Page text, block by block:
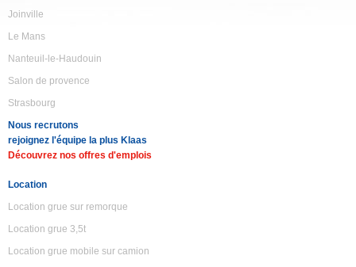
Joinville
Le Mans
Nanteuil-le-Haudouin
Salon de provence
Strasbourg
Nous recrutons
rejoignez l'équipe la plus Klaas
Découvrez nos offres d'emplois
Location
Location grue sur remorque
Location grue 3,5t
Location grue mobile sur camion